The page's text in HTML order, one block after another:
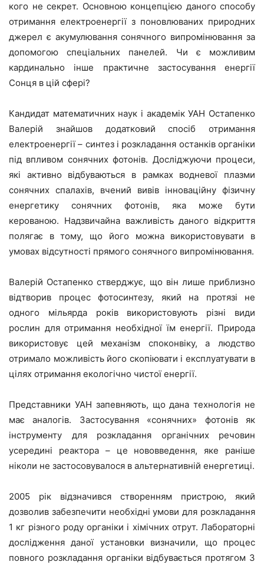
кого не секрет. Основною концепцією даного способу
отримання електроенергії з поновлюваних природних
джерел є акумулювання сонячного випромінювання за
допомогою спеціальних панелей. Чи є можливим
кардинально інше практичне застосування енергії
Сонця в цій сфері?
Кандидат математичних наук і академік УАН Остапенко
Валерій знайшов додатковий спосіб отримання
електроенергії – синтез і розкладання останків органіки
під впливом сонячних фотонів. Досліджуючи процеси,
які активно відбуваються в рамках водневої плазми
сонячних спалахів, вчений вивів інноваційну фізичну
енергетику сонячних фотонів, яка може бути
керованою. Надзвичайна важливість даного відкриття
полягає в тому, що його можна використовувати в
умовах відсутності прямого сонячного випромінювання.
Валерій Остапенко стверджує, що він лише приблизно
відтворив процес фотосинтезу, який на протязі не
одного мільярда років використовують різні види
рослин для отримання необхідної їм енергії. Природа
використовує цей механізм споконвіку, а людство
отримало можливість його скопіювати і експлуатувати в
цілях отримання екологічно чистої енергії.
Представники УАН запевняють, що дана технологія не
має аналогів. Застосування «сонячних» фотонів як
інструменту для розкладання органічних речовин
усередині реактора – це нововведення, яке раніше
ніколи не застосовувалося в альтернативній енергетиці.
2005 рік відзначився створенням пристрою, який
дозволив забезпечити необхідні умови для розкладання
1 кг різного роду органіки і хімічних отрут. Лабораторні
дослідження даної установки визначили, що процес
повного розкладання органіки відбувається протягом 3